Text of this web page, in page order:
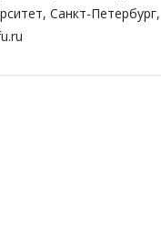
Санкт-­Петербург,